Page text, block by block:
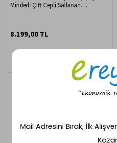
Minderli Çift Cepli Sallanan
8.199,00 TL